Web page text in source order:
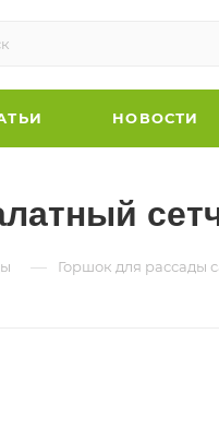
НОВОСТИ
— Горшок для рассады